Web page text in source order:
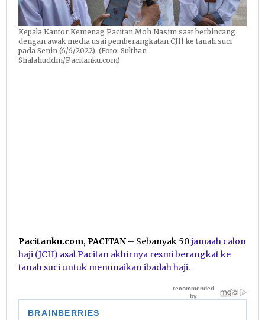
Kepala Kantor Kemenag Pacitan Moh Nasim saat berbincang
dengan awak media usai pemberangkatan CJH ke tanah suci
pada Senin (6/6/2022). (Foto: Sulthan
Shalahuddin/Pacitanku.com)
Pacitanku.com, PACITAN – Sebanyak 50jamaah calon
haji (JCH) asal Pacitan akhirnya resmi berangkat ke
tanah suci untuk menunaikan ibadah haji.